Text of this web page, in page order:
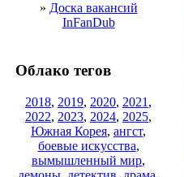
» Доска вакансий
InFanDub
Облако тегов
2018, 2019, 2020, 2021 ,
2022, 2023, 2024, 2025,
Южная Корея, ангст,
боевые искусства,
вымышленный мир,